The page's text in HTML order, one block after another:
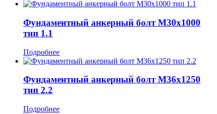
Фундаментный анкерный болт М30x1000
тип 1.1
Подробнее
Фундаментный анкерный болт М36x1250
тип 2.2
Подробнее